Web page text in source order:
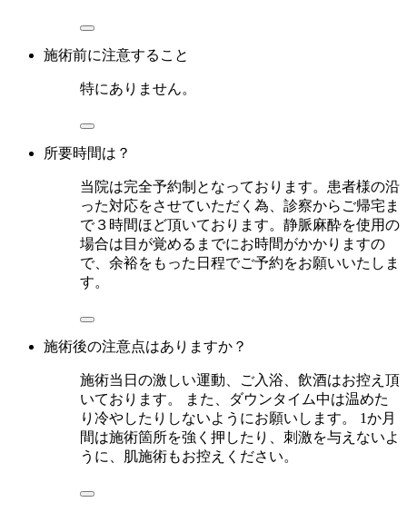
施術前に注意すること
特にありません。
所要時間は？
当院は完全予約制となっております。患者様の沿
った対応をさせていただく為、診察からご帰宅ま
で３時間ほど頂いております。静脈麻酔を使用の
場合は目が覚めるまでにお時間がかかりますの
で、余裕をもった日程でご予約をお願いいたしま
す。
施術後の注意点はありますか？
施術当日の激しい運動、ご入浴、飲酒はお控え頂
いております。 また、ダウンタイム中は温めた
り冷やしたりしないようにお願いします。 1か月
間は施術箇所を強く押したり、刺激を与えないよ
うに、肌施術もお控えください。